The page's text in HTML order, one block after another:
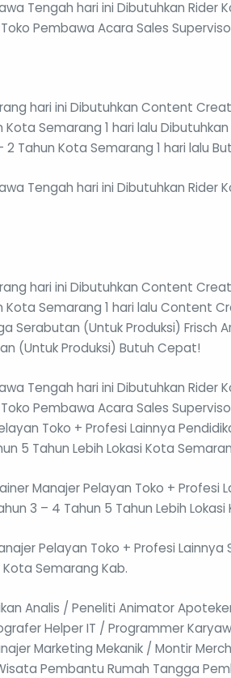
Tengah hari ini Dibutuhkan Rider
Pembawa Acara Sales
hari ini Dibutuhkan Content
Semarang 1 hari lalu
Tahun Kota Semarang 1 hari lalu
Tengah hari ini Dibutuhkan Rider
hari ini Dibutuhkan Content
Semarang 1 hari lalu Content
Serabutan (Untuk Produksi) Frisch
(Untuk Produksi) Butuh Cepat!
Tengah hari ini Dibutuhkan Rider
Pembawa Acara Sales
Toko + Profesi Lainnya
5 Tahun Lebih Lokasi Kota
Manajer Pelayan Toko + Profesi
3 – 4 Tahun 5 Tahun Lebih
Pelayan Toko + Profesi Lainnya
Semarang Kab.
Analis / Peneliti Animator
Helper IT / Programmer
Marketing Mekanik / Montir
Pembantu Rumah Tangga